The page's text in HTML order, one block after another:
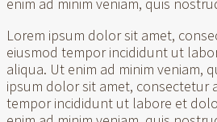
enim ad minim veniam, quis
Lorem ipsum dolor sit amet,
eiusmod tempor incididunt ut
aliqua. Ut enim ad minim veniam,
ipsum dolor sit amet, consectetur
tempor incididunt ut labore et